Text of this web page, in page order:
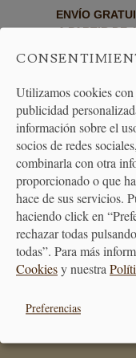
ENVÍO
A PARTIR DE
Utilizamos cookies
publicidad
información sobre el
socios de redes
combinarla con otra
proporcionado o que
hace de sus servicios.
haciendo click en
rechazar todas
todas”. Para más
Cookiesy nuestra
Preferencias